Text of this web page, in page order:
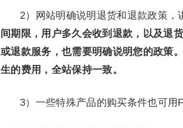
2）网站明确说明退货和退款政策
间期限，用户多久会收到退款，以及退
或退款服务，也需要明确说明您的政策
生的费用，全站保持一致。
3）一些特殊产品的购买条件也可用